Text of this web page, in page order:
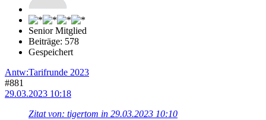
Senior Mitglied
Beiträge: 578
Gespeichert
Antw:Tarifrunde 2023
#881
29.03.2023 10:18
Zitat von: tigertom in 29.03.2023 10:10